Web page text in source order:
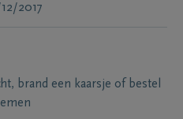
2017
brand een kaarsje of bestel